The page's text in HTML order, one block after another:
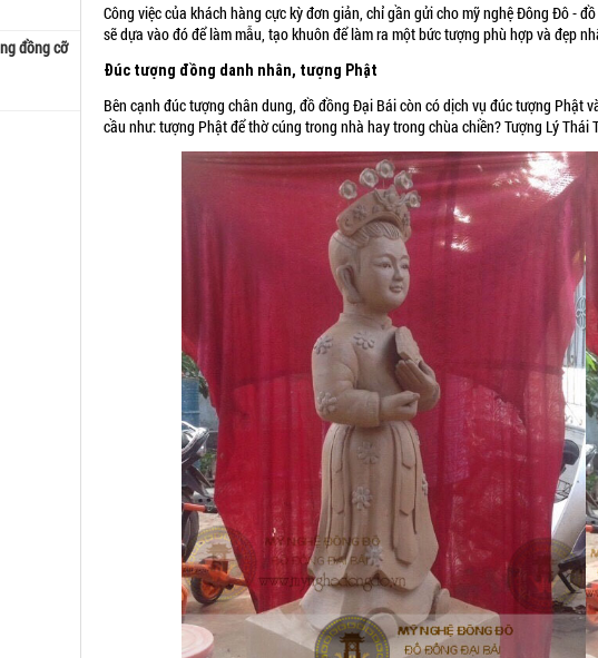
đồng cỡ
Công việc của khách hàng cực kỳ đơn giản, chỉ gần gửi cho mỹ nghệ Đông Đô -
sẽ dựa vào đó để làm mẫu, tạo khuôn để làm ra một bức tượng phù hợp và đẹp
Đúc tượng đồng danh nhân, tượng Phật
Bên cạnh đúc tượng chân dung, đồ đồng Đại Bái còn có dịch vụ đúc tượng Phật
cầu như: tượng Phật để thờ cúng trong nhà hay trong chùa chiền? Tượng Lý Thái